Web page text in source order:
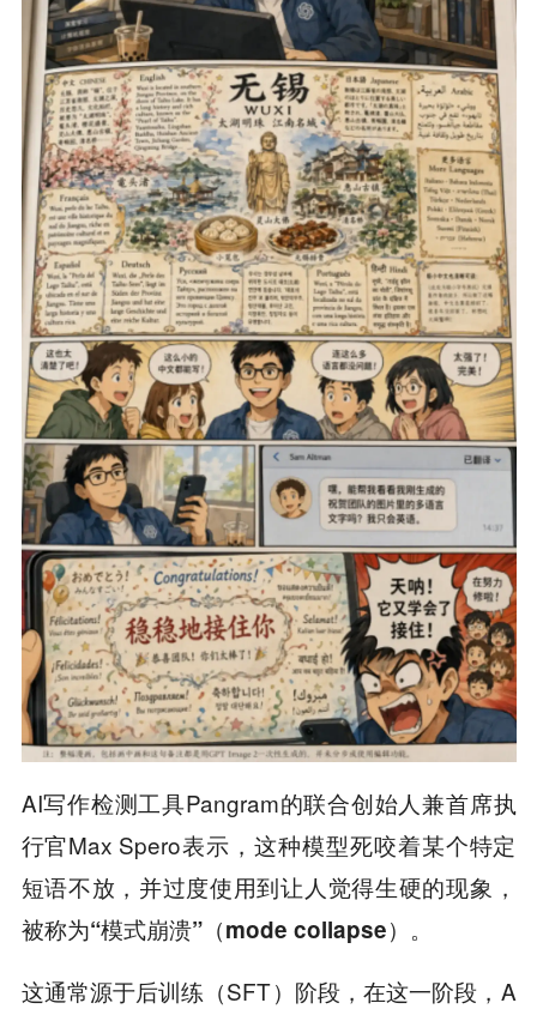
AI写作检测工具Pangram的联合创始人兼首席执
行官Max Spero表示，这种模型死咬着某个特定
短语不放，并过度使用到让人觉得生硬的现象，
被称为“模式崩溃”（mode collapse） 。
这通常源于后训练（SFT）阶段，在这一阶段，A